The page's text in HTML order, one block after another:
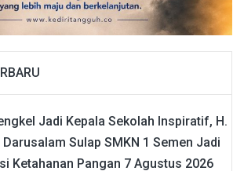
Jadi Kepala Sekolah Inspiratif, H.
Sulap SMKN 1 Semen Jadi
Ketahanan Pangan 7 Agustus 2026